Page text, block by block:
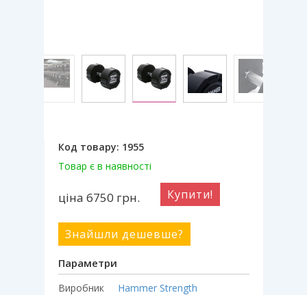
Код товару: 1955
Товар є в наявності
ціна 6750 грн. Купити!
Знайшли дешевше?
Параметри
Виробник Hammer Strength